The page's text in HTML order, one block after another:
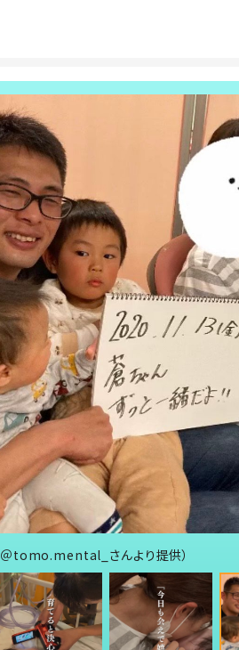
tomo.mental_さんより提供）